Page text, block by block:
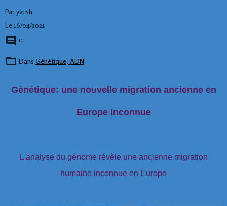
Par yvesh
Le 16/04/2021
0
Dans Génétique, ADN
Génétique: une nouvelle migration ancienne en
Europe inconnue
L'analyse du génome révèle une ancienne migration
humaine inconnue en Europe